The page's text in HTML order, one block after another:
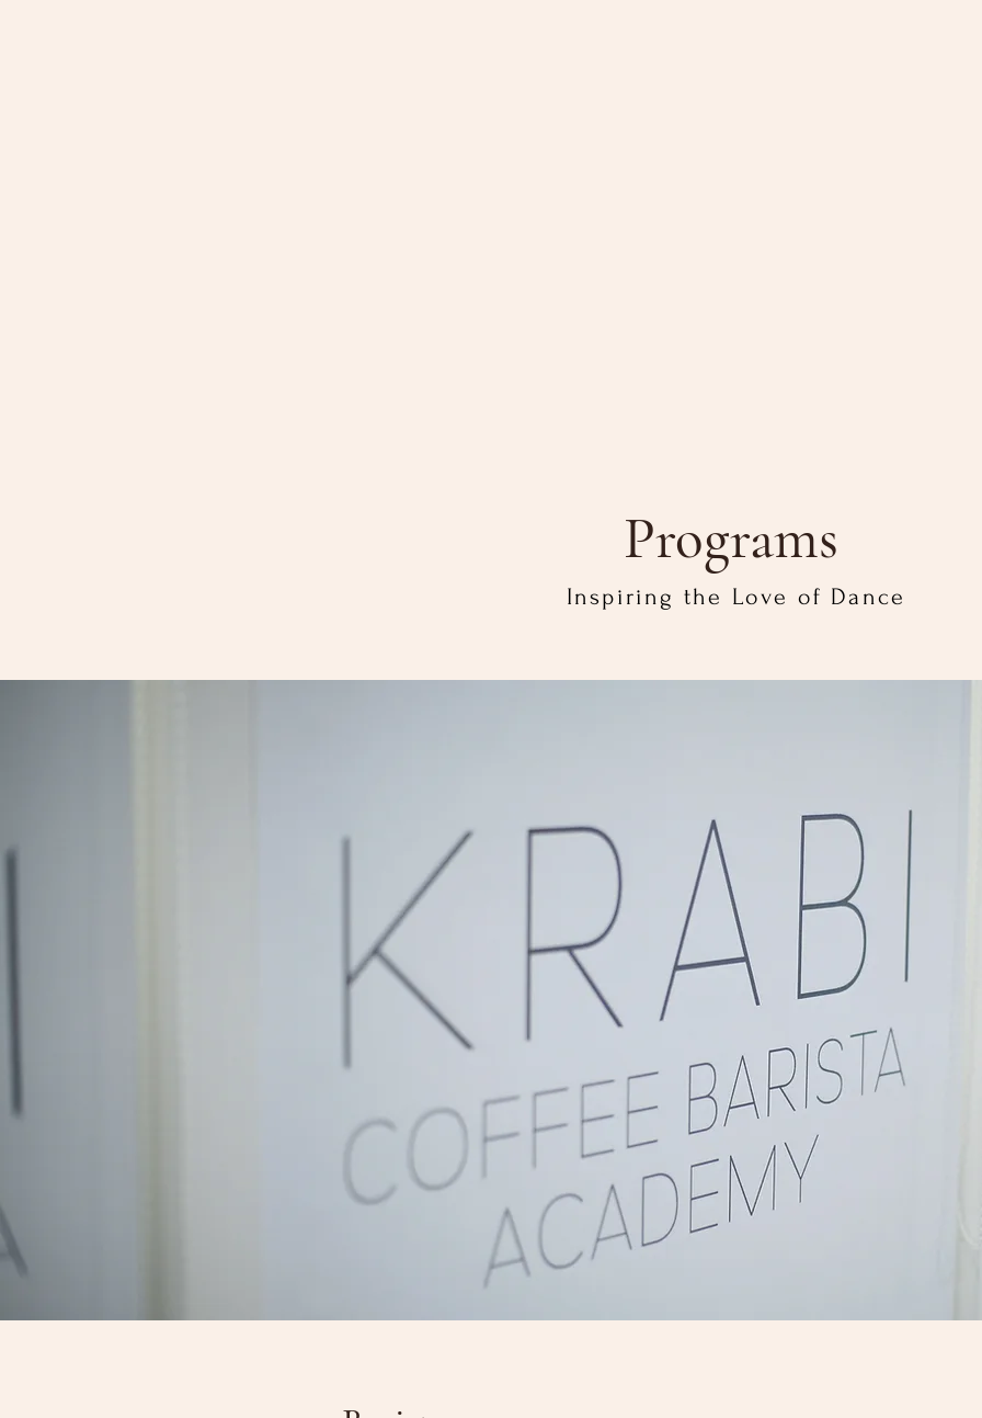
Programs
Inspiring the Love of Dance